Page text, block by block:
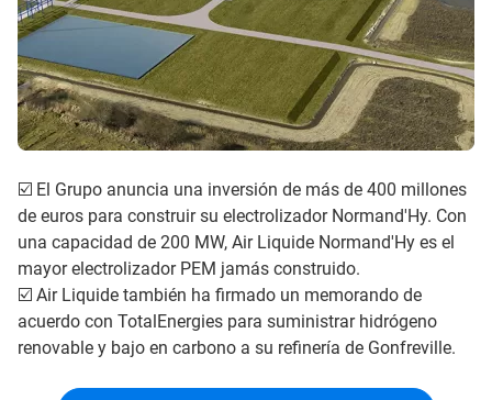
☑️ El Grupo anuncia una inversión de más de 400 millones
de euros para construir su electrolizador Normand'Hy. Con
una capacidad de 200 MW, Air Liquide Normand'Hy es el
mayor electrolizador PEM jamás construido.
☑️ Air Liquide también ha firmado un memorando de
acuerdo con TotalEnergies para suministrar hidrógeno
renovable y bajo en carbono a su refinería de Gonfreville.